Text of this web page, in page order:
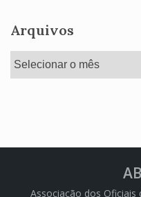
Arquivos
Arquivos
Associação dos Oficiais